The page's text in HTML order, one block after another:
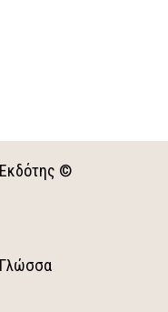
Εκδότης ©
Γλώσσα